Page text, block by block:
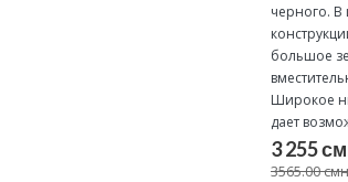
черного. В
большое
Широкое
дает
3 255
3565.00